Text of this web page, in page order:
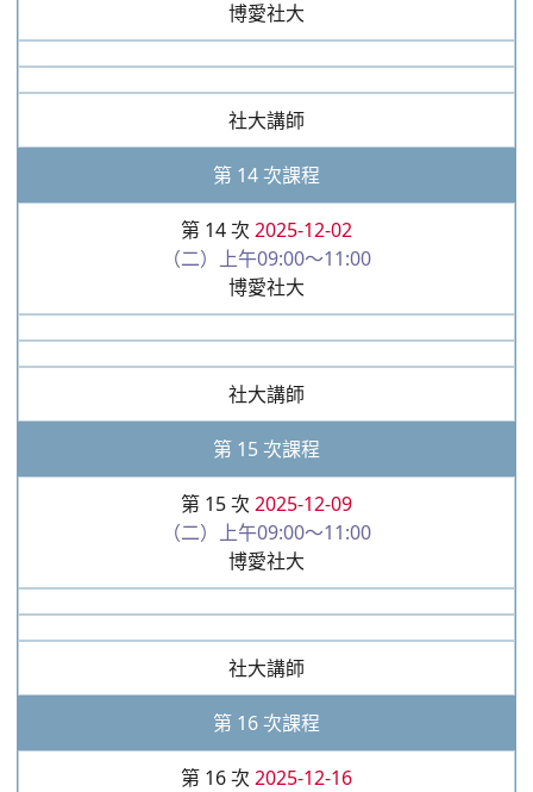
博愛社大
社大講師
第 14 次課程
第 14 次 2025-12-02
（二）上午09:00～11:00
博愛社大
社大講師
第 15 次課程
第 15 次 2025-12-09
（二）上午09:00～11:00
博愛社大
社大講師
第 16 次課程
第 16 次 2025-12-16